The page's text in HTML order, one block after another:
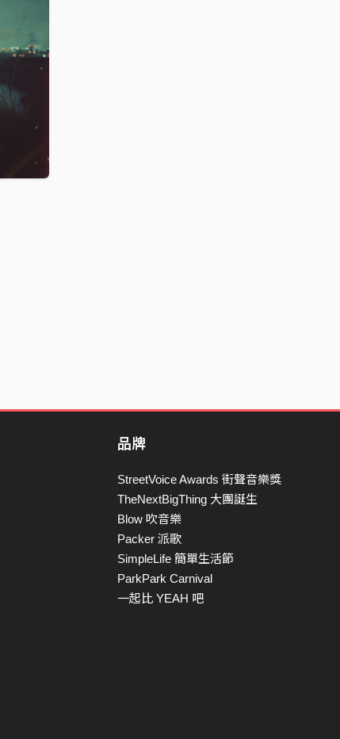
品牌
StreetVoice Awards 街聲音樂獎
TheNextBigThing 大團誕生
Blow 吹音樂
Packer 派歌
SimpleLife 簡單生活節
ParkPark Carnival
一起比 YEAH 吧